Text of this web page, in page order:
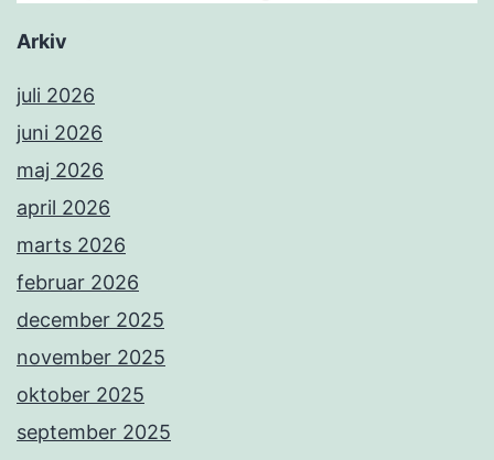
Arkiv
juli 2026
juni 2026
maj 2026
april 2026
marts 2026
februar 2026
december 2025
november 2025
oktober 2025
september 2025